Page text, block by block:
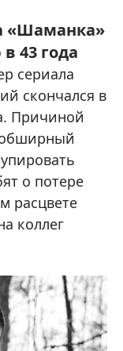
«Шаманка»
43 года
сериала
скончался в
Причиной
обширный
о потере
расцвете
коллег